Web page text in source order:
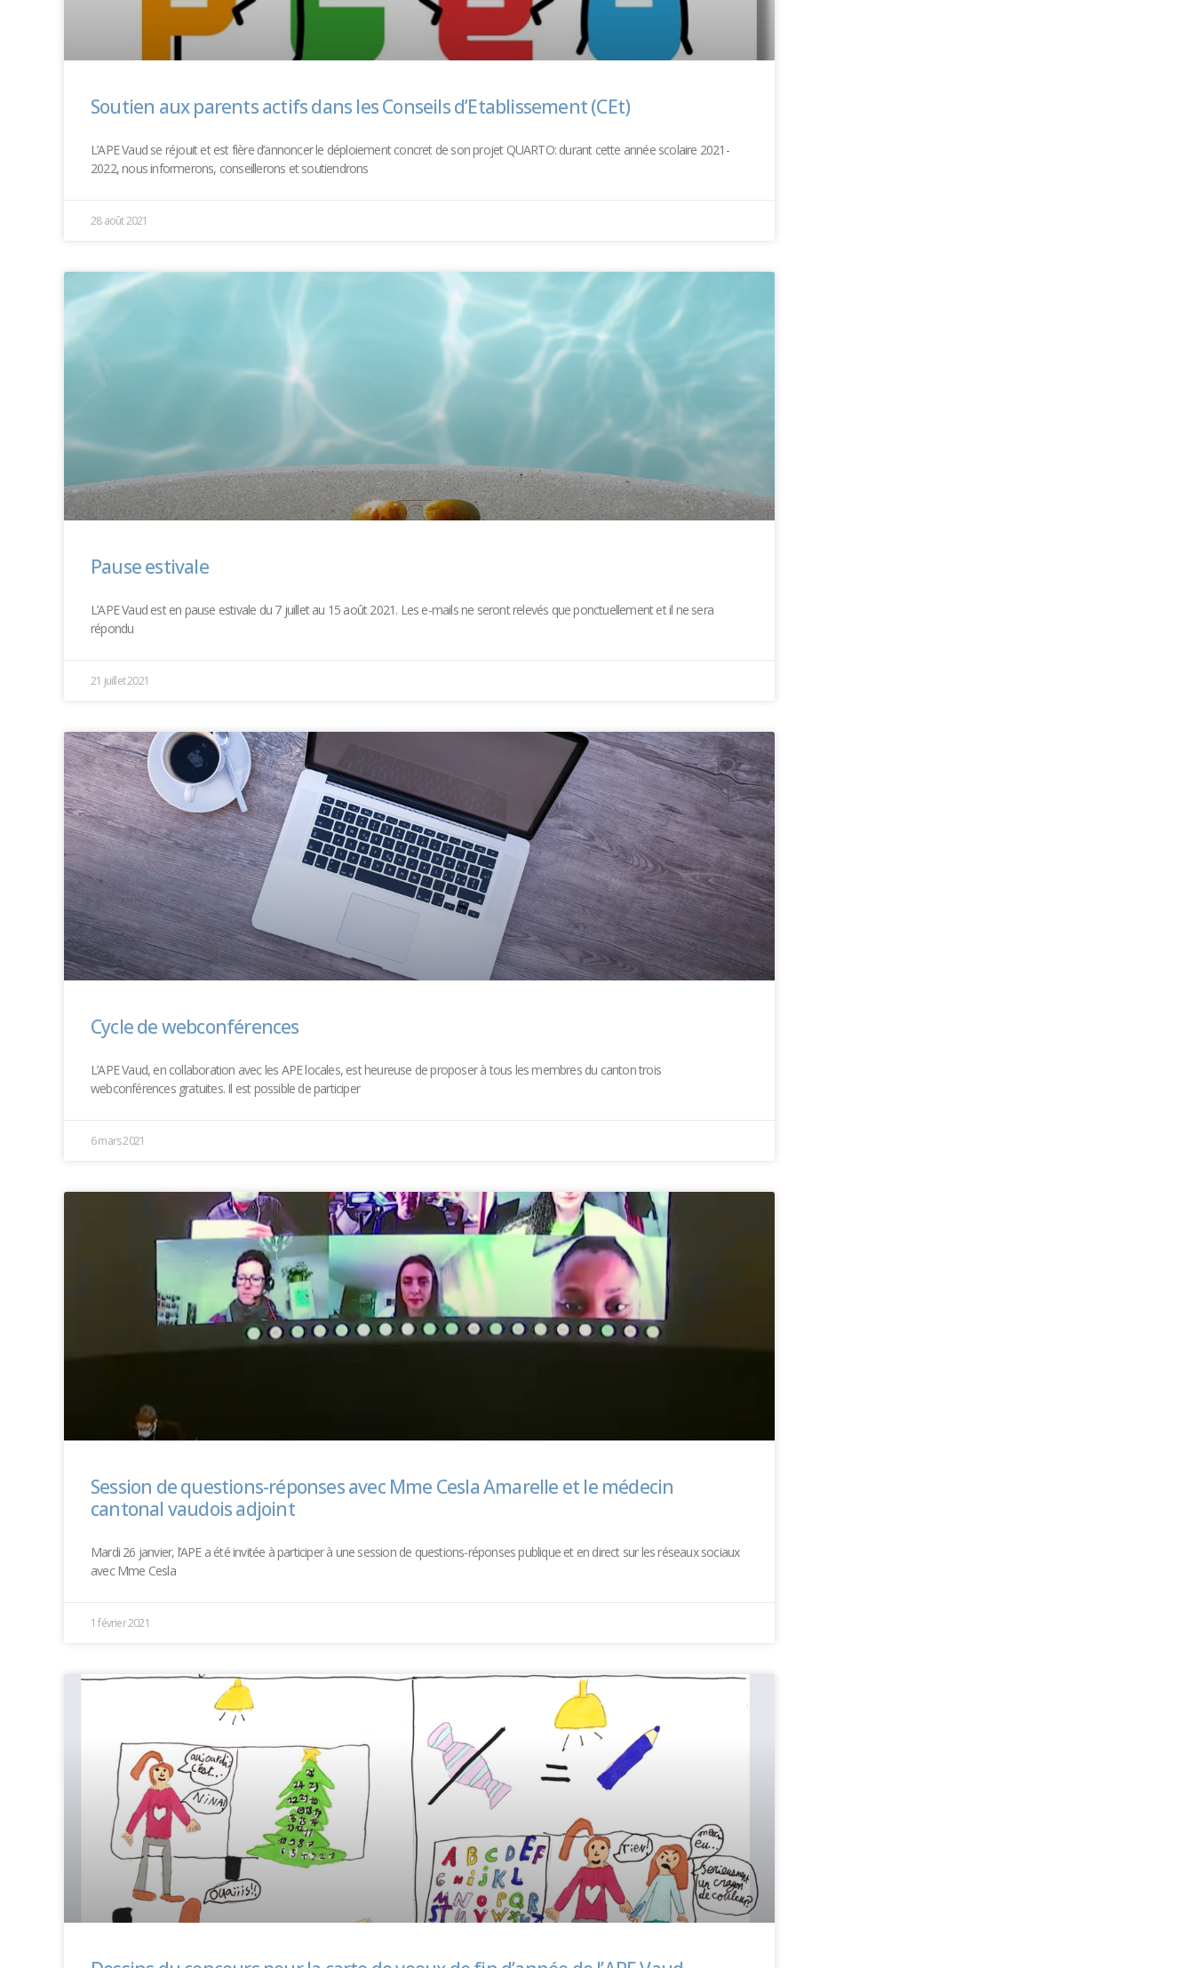
Soutien aux parents actifs dans les Conseils d’Etablissement (CEt)
L’APE Vaud se réjouit et est fière d’annoncer le déploiement concret de son projet QUARTO: durant cette année scolaire 2021-
2022, nous informerons, conseillerons et soutiendrons
28 août 2021
Pause estivale
L’APE Vaud est en pause estivale du 7 juillet au 15 août 2021. Les e-mails ne seront relevés que ponctuellement et il ne sera
répondu
21 juillet 2021
Cycle de webconférences
L’APE Vaud, en collaboration avec les APE locales, est heureuse de proposer à tous les membres du canton trois
webconférences gratuites. Il est possible de participer
6 mars 2021
Session de questions-réponses avec Mme Cesla Amarelle et le médecin
cantonal vaudois adjoint
Mardi 26 janvier, l’APE a été invitée à participer à une session de questions-réponses publique et en direct sur les réseaux sociaux
avec Mme Cesla
1 février 2021